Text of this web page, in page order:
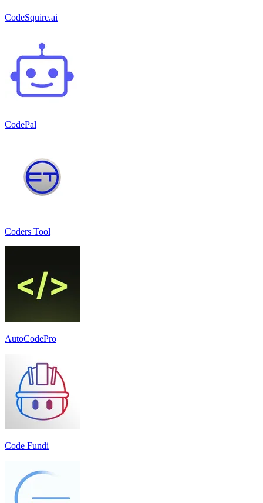
CodeSquire.ai
CodePal
Coders Tool
AutoCodePro
Code Fundi